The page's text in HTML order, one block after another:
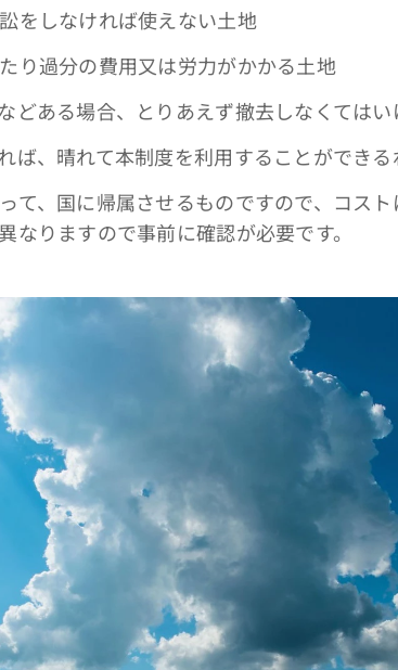
をしなければ使えない土地
過分の費用又は労力がかかる土地
ある場合、とりあえず撤去しなくてはい
、晴れて本制度を利用することができる
て、国に帰属させるものですので、コス
りますので事前に確認が必要です。